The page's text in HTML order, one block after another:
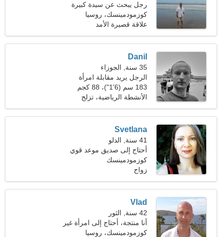
رجل يبحث عن سيدة كبيرة
47-55
كوزمودمينسك، روسيا
علاقة قصيرة الأمد
Danil
35 سنة, الجوزاء
الرجل يريد مقابلة امرأة
183 سم (6'1")، 88 كجم
(194 رطلا)
الأنشطة الرياضية، تزلج
Svetlana
41 سنة, الدلو
أحتاج إلى صديق موعد قوي
كوزمودمينسك
زواج
Vlad
42 سنة, الثور
أنا منتجة، أحتاج إلى امرأة غير
عادية
كوزمودمينسك، روسيا